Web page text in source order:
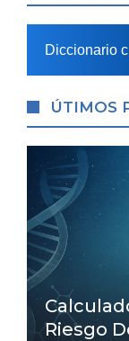
Diccionario
ÚTIMOS
Riesgo